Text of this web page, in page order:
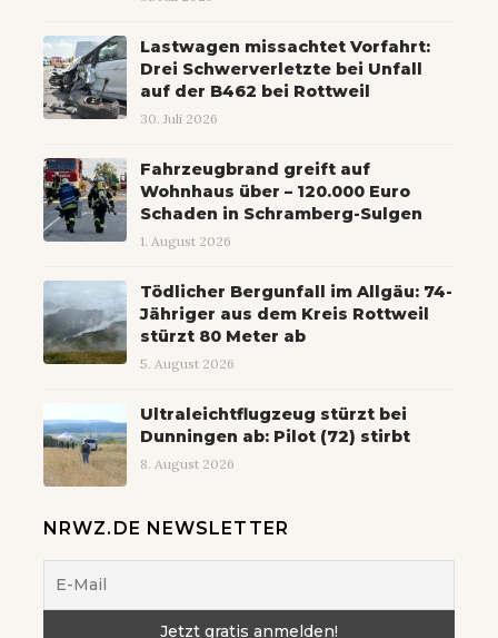
Lastwagen missachtet Vorfahrt:
Drei Schwerverletzte bei Unfall
auf der B462 bei Rottweil
30. Juli 2026
Fahrzeugbrand greift auf
Wohnhaus über – 120.000 Euro
Schaden in Schramberg-Sulgen
1. August 2026
Tödlicher Bergunfall im Allgäu: 74-
Jähriger aus dem Kreis Rottweil
stürzt 80 Meter ab
5. August 2026
Ultraleichtflugzeug stürzt bei
Dunningen ab: Pilot (72) stirbt
8. August 2026
NRWZ.DE NEWSLETTER